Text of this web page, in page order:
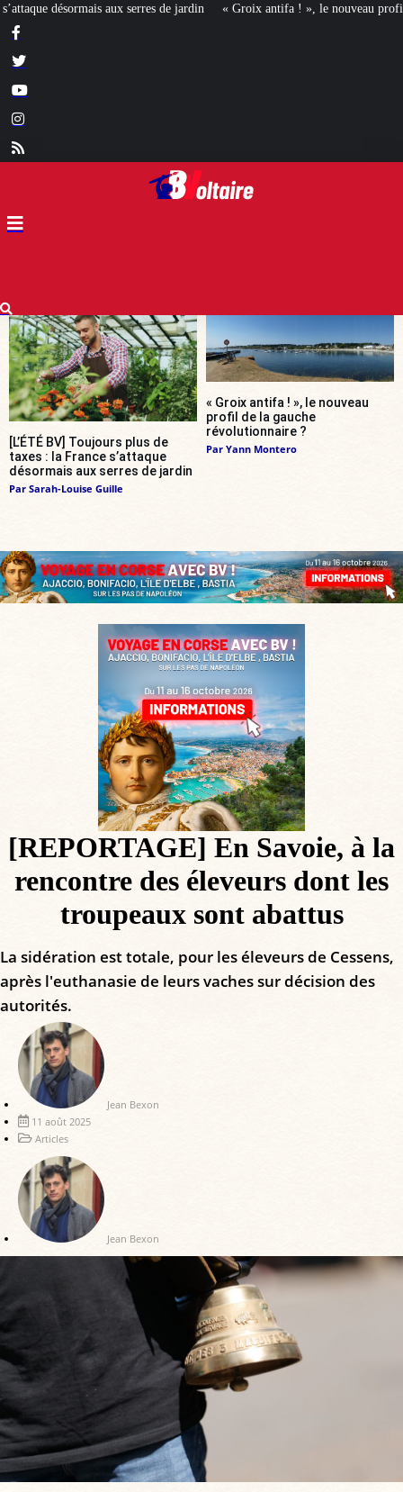
« Groix antifa ! », le nouveau profil de la gauche révolutionnaire ?
[L’ÉTÉ BV] Toujours plus de
taxes : la France s’attaque
désormais aux serres de jardin
Par Sarah-Louise Guille
« Groix antifa ! », le nouveau
profil de la gauche
révolutionnaire ?
Par Yann Montero
[REPORTAGE] En Savoie, à la
rencontre des éleveurs dont les
troupeaux sont abattus
La sidération est totale, pour les éleveurs de Cessens,
après l'euthanasie de leurs vaches sur décision des
autorités.
Jean Bexon
11 août 2025
Articles
Jean Bexon